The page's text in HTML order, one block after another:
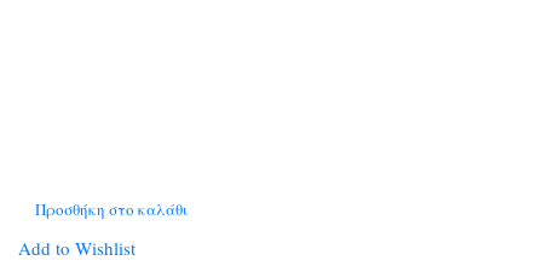
Προσθήκη στο καλάθι
Add to Wishlist